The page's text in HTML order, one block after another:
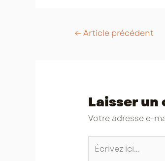
Post← Article précédent
Laisser
Votre adresse e-
Écrivez
ici…